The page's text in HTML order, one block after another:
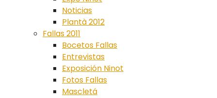
Noticias
Plantà 2012
Fallas 2011
Bocetos Fallas
Entrevistas
Exposición Ninot
Fotos Fallas
Mascletá